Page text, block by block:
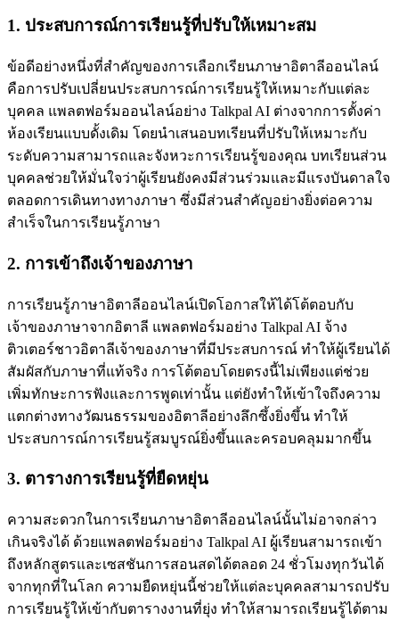
1. ประสบการณ์การเรียนรู้ที่ปรับให้เหมาะสม
ข้อดีอย่างหนึ่งที่สำคัญของการเลือกเรียนภาษาอิตาลีออนไลน์
คือการปรับเปลี่ยนประสบการณ์การเรียนรู้ให้เหมาะกับแต่ละ
บุคคล แพลตฟอร์มออนไลน์อย่าง Talkpal AI ต่างจากการตั้งค่า
ห้องเรียนแบบดั้งเดิม โดยนําเสนอบทเรียนที่ปรับให้เหมาะกับ
ระดับความสามารถและจังหวะการเรียนรู้ของคุณ บทเรียนส่วน
บุคคลช่วยให้มั่นใจว่าผู้เรียนยังคงมีส่วนร่วมและมีแรงบันดาลใจ
ตลอดการเดินทางทางภาษา ซึ่งมีส่วนสำคัญอย่างยิ่งต่อความ
สำเร็จในการเรียนรู้ภาษา
2. การเข้าถึงเจ้าของภาษา
การเรียนรู้ภาษาอิตาลีออนไลน์เปิดโอกาสให้ได้โต้ตอบกับ
เจ้าของภาษาจากอิตาลี แพลตฟอร์มอย่าง Talkpal AI จ้าง
ติวเตอร์ชาวอิตาลีเจ้าของภาษาที่มีประสบการณ์ ทําให้ผู้เรียนได้
สัมผัสกับภาษาที่แท้จริง การโต้ตอบโดยตรงนี้ไม่เพียงแต่ช่วย
เพิ่มทักษะการฟังและการพูดเท่านั้น แต่ยังทำให้เข้าใจถึงความ
แตกต่างทางวัฒนธรรมของอิตาลีอย่างลึกซึ้งยิ่งขึ้น ทำให้
ประสบการณ์การเรียนรู้สมบูรณ์ยิ่งขึ้นและครอบคลุมมากขึ้น
3. ตารางการเรียนรู้ที่ยืดหยุ่น
ความสะดวกในการเรียนภาษาอิตาลีออนไลน์นั้นไม่อาจกล่าว
เกินจริงได้ ด้วยแพลตฟอร์มอย่าง Talkpal AI ผู้เรียนสามารถเข้า
ถึงหลักสูตรและเซสชันการสอนสดได้ตลอด 24 ชั่วโมงทุกวันได้
จากทุกที่ในโลก ความยืดหยุ่นนี้ช่วยให้แต่ละบุคคลสามารถปรับ
การเรียนรู้ให้เข้ากับตารางงานที่ยุ่ง ทำให้สามารถเรียนรู้ได้ตาม